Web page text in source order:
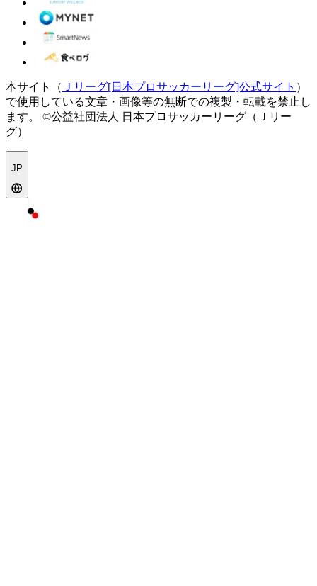
本サイト（ Ｊリーグ[日本プロサッカーリーグ]公式サイト ）
で使用している文章・画像等の無断での複製・転載を禁止し
ます。
©公益社団法人 日本プロサッカーリーグ（Ｊリー
グ）
JP